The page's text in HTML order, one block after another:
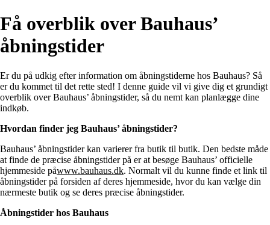
Få overblik over Bauhaus’
åbningstider
Er du på udkig efter information om åbningstiderne hos Bauhaus? Så
er du kommet til det rette sted! I denne guide vil vi give dig et grundigt
overblik over Bauhaus’ åbningstider, så du nemt kan planlægge dine
indkøb.
Hvordan finder jeg Bauhaus’ åbningstider?
Bauhaus’ åbningstider kan varierer fra butik til butik. Den bedste måde
at finde de præcise åbningstider på er at besøge Bauhaus’ officielle
hjemmeside påwww.bauhaus.dk. Normalt vil du kunne finde et link til
åbningstider på forsiden af deres hjemmeside, hvor du kan vælge din
nærmeste butik og se deres præcise åbningstider.
Åbningstider hos Bauhaus